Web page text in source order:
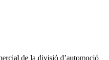
de la divisió d’automoció